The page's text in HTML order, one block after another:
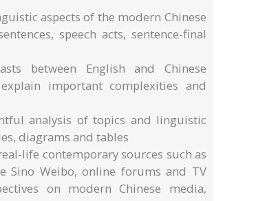
aspects of the modern Chinese
speech acts, sentence-final
between English and Chinese
important complexities and
analysis of topics and linguistic
diagrams and tables
life contemporary sources such as
Sino Weibo, online forums and TV
on modern Chinese media,